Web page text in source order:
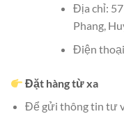
Địa chỉ: 57
Phang,
Điện
Đặt hàng từ xa
Để gửi thông tin tư